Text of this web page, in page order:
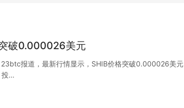
破0.000026美元
报道，最新行情显示，SHIB价格突破0.000026美
投…